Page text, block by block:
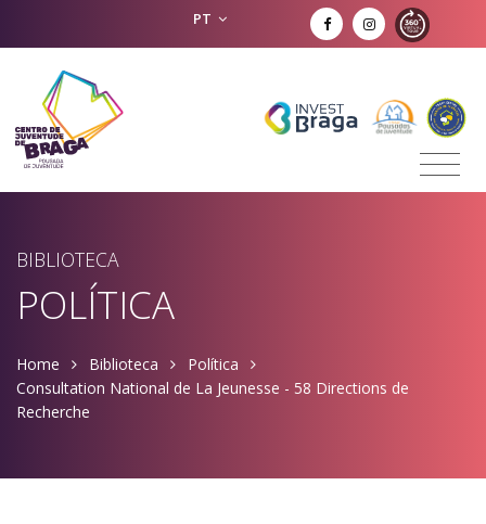
PT
BIBLIOTECA
POLÍTICA
Home Biblioteca
Política
Consultation National de La Jeunesse - 58 Directions de
Recherche